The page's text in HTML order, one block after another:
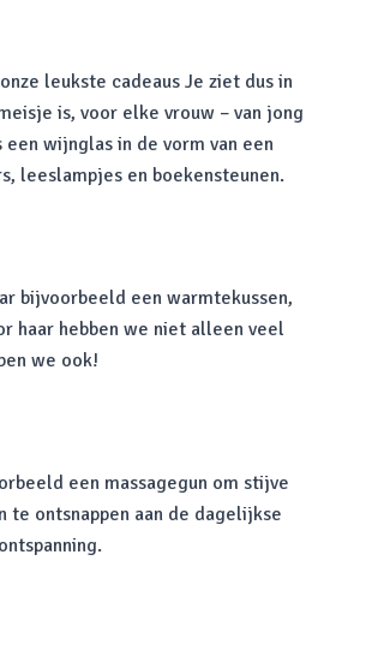
leukste cadeaus Je ziet dus in
is, voor elke vrouw – van jong
wijnglas in de vorm van een
leeslampjes en boekensteunen.
bijvoorbeeld een warmtekussen,
haar hebben we niet alleen veel
we ook!
een massagegun om stijve
te ontsnappen aan de dagelijkse